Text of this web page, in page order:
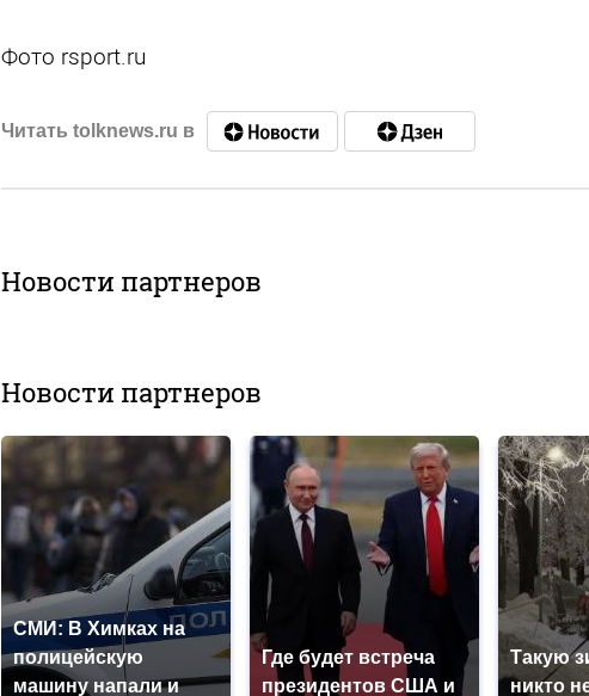
Фото rsport.ru
Читать tolknews.ru в
Новости партнеров
Новости партнеров
СМИ: В Химках на
полицейскую
машину напали и
Где будет встреча
президентов США и
Такую
никто